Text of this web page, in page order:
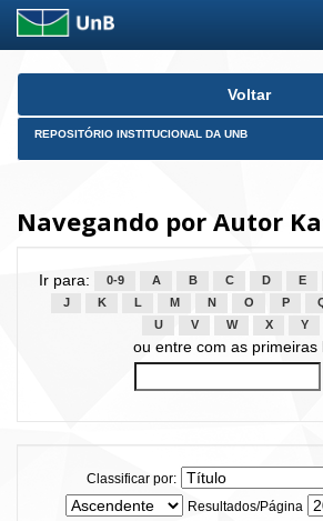
Skip
Voltar
REPOSITÓRIO INSTITUCIONAL DA UNB
Navegando por Autor
Ir para: 0-9 A B C D E
J
K L M N O P
U
V W X Y
ou entre com as primeiras
Classificar por:
Resultados/Página